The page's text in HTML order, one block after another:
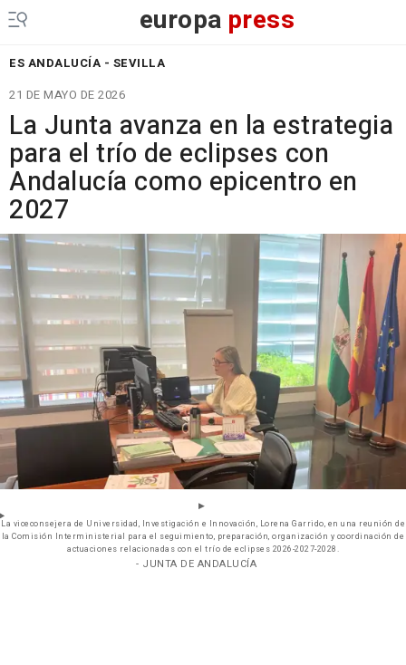
europa press
ES ANDALUCÍA - SEVILLA
21 DE MAYO DE 2026
La Junta avanza en la estrategia
para el trío de eclipses con
Andalucía como epicentro en
2027
La viceconsejera de Universidad, Investigación e Innovación, Lorena Garrido, en una reunión de
la Comisión Interministerial para el seguimiento, preparación, organización y coordinación de
actuaciones relacionadas con el trío de eclipses 2026-2027-2028.
- JUNTA DE ANDALUCÍA